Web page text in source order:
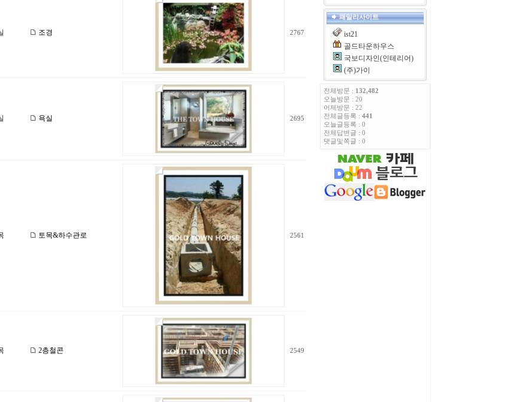
조경 2767
욕실 2695
토목&하수관로 2561
2층철콘 2549
패밀리사이트
ist21
골드타운하우스
국보디자인(인테리어)
(주)가이
전체방문 : 132,482
오늘방문 : 20
어제방문 : 22
전체글등록 : 441
오늘글등록 : 0
전체답변글 : 0
댓글및쪽글 : 0